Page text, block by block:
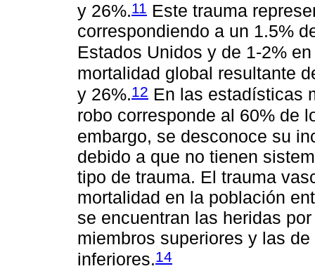
y 26%.11 Este trauma
correspondiendo a un 1.5%
Estados Unidos y de 1-2%
mortalidad global resultante
y 26%.12 En las estadísticas
robo corresponde al 60% de
embargo, se desconoce su
debido a que no tienen
tipo de trauma. El trauma
mortalidad en la población
se encuentran las heridas
miembros superiores y las
inferiores.14